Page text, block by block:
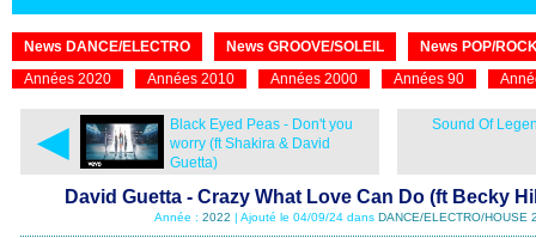
News DANCE/ELECTRO News GROOVE/SOLEIL
News POP/
Années 2020
Années 2010 Années 2000 Années 90
◄
Black Eyed Peas - Don't you
worry (ft Shakira & David
Guetta)
Sound Of
David Guetta - Crazy What Love Can Do (ft Becky
Année : 2022 | Ajouté le 04/09/24 dans DANCE/ELECTRO/HOUSE